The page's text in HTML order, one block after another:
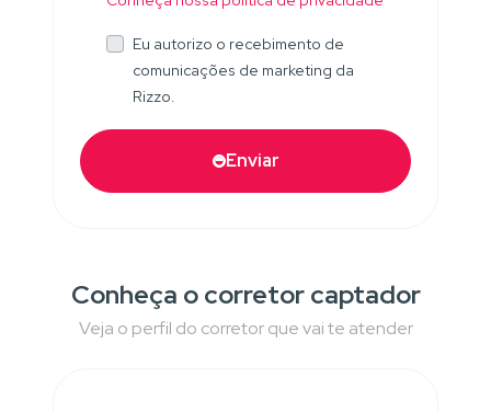
Eu autorizo o recebimento de
comunicações de marketing da
Rizzo.
Enviar
Conheça o corretor captador
Veja o perfil do corretor que vai te atender